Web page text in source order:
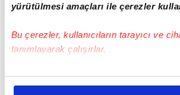
yürütülmesi amaçları ile çerezler
Bu çerezler, kullanıcıların tarayıcı ve
tanımlayarak çalışırlar.
Bu çerezlere izin vermeniz halinde